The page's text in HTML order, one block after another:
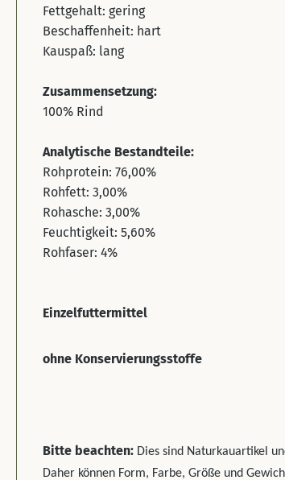
Fettgehalt: gering
Beschaffenheit: hart
Kauspaß: lang
Zusammensetzung:
100% Rind
Analytische Bestandteile:
Rohprotein: 76,00%
Rohfett: 3,00%
Rohasche: 3,00%
Feuchtigkeit: 5,60%
Rohfaser: 4%
Einzelfuttermittel
ohne Konservierungsstoffe
Bitte beachten: Dies sind Naturkauartikel
Daher können Form, Farbe, Größe und